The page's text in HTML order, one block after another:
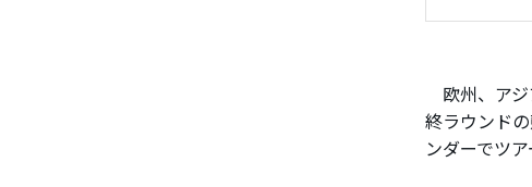
欧州、アジ
終ラウンド
ンダーでツ